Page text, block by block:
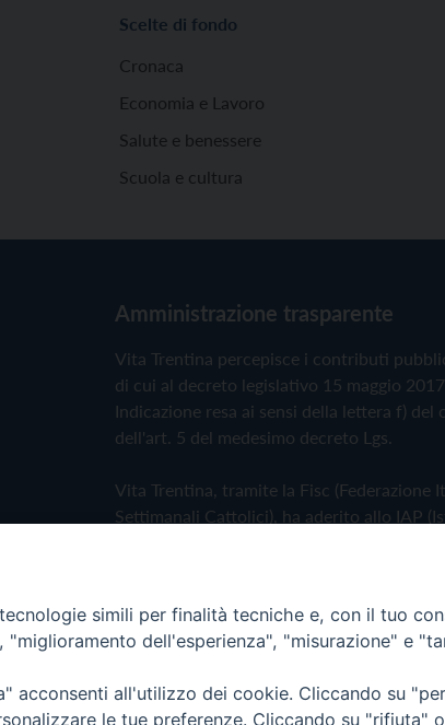
Scelte di fondo
Cronaca
Economia e Lavoro
Salute e benessere
Scuola e cultura
Amministrazione trasparente
Vita Trentina percepisce i contributi
di cui al decreto legislativo 15 maggio
Indicazione resa ai sensi della lettera f) del
dell'art. 5 del medesimo decreto Lgs.
Vita Trentina, tramite la Fisc (Federazione
Settimanali Cattolici), ha aderito allo IAP
Privacy Policy Cookie Policy
- Vita Trentina Editrice
simili per finalità tecniche e, con il tuo
"miglioramento dell'esperienza", "misurazione" e
acconsenti all'utilizzo dei cookie. Cliccando su
le tue preferenze. Cliccando su "rifiuta"